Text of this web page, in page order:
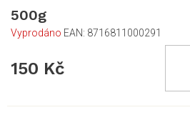
500g
Vyprodáno EAN: 8716811000291
150 Kč